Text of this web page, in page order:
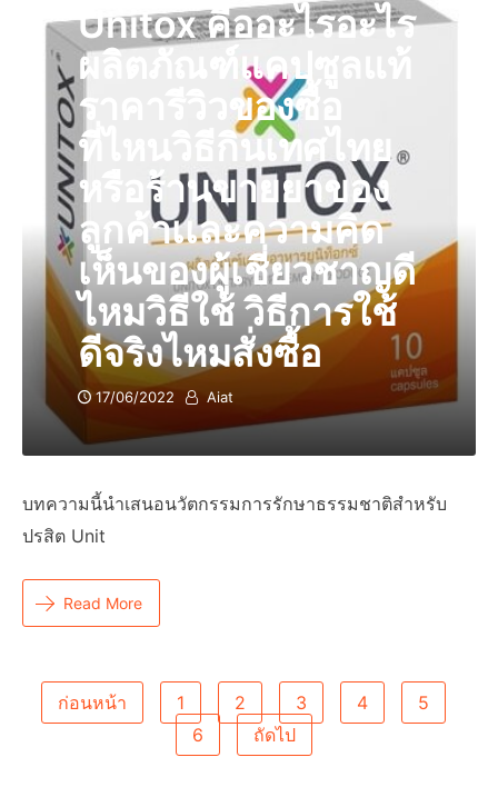
Unitox คืออะไรอะไร
ผลิตภัณฑ์แคปซูลแท้
ราคารีวิวของซื้อ
ที่ไหนวิธีกินเทศไทย
หรือร้านขายยาของ
ลูกค้าเเละความคิด
เห็นของผู้เชี่ยวชาญดี
ไหมวิธีใช้ วิธีการใช้
ดีจริงไหมสั่งซื้อ
17/06/2022 Aiat
บทความนี้นำเสนอนวัตกรรมการรักษาธรรมชาติสำหรับ
ปรสิต Unit
Read More
Posts
Pagination
ก่อนหน้า 1 2 3 4
5
6
ถัดไป